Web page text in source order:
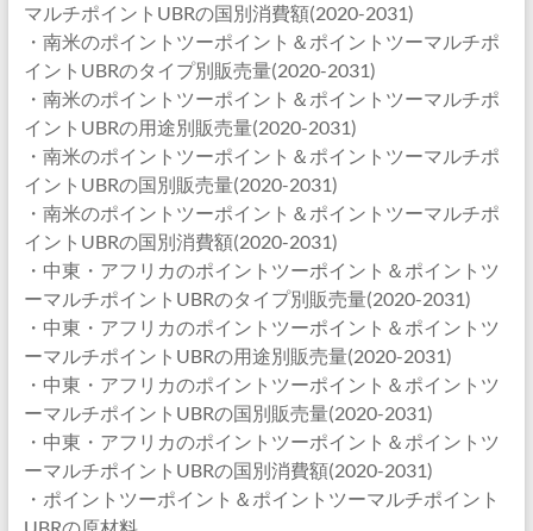
マルチポイントUBRの国別消費額(2020-2031)
・南米のポイントツーポイント＆ポイントツーマルチポ
イントUBRのタイプ別販売量(2020-2031)
・南米のポイントツーポイント＆ポイントツーマルチポ
イントUBRの用途別販売量(2020-2031)
・南米のポイントツーポイント＆ポイントツーマルチポ
イントUBRの国別販売量(2020-2031)
・南米のポイントツーポイント＆ポイントツーマルチポ
イントUBRの国別消費額(2020-2031)
・中東・アフリカのポイントツーポイント＆ポイントツ
ーマルチポイントUBRのタイプ別販売量(2020-2031)
・中東・アフリカのポイントツーポイント＆ポイントツ
ーマルチポイントUBRの用途別販売量(2020-2031)
・中東・アフリカのポイントツーポイント＆ポイントツ
ーマルチポイントUBRの国別販売量(2020-2031)
・中東・アフリカのポイントツーポイント＆ポイントツ
ーマルチポイントUBRの国別消費額(2020-2031)
・ポイントツーポイント＆ポイントツーマルチポイント